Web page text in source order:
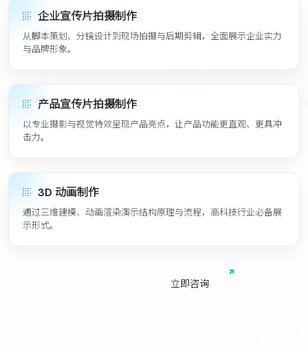
企业宣传片拍摄制作
从脚本策划、分镜设计到现场拍摄与后期剪辑，全面展示企业实力
与品牌形象。
产品宣传片拍摄制作
以专业摄影与视觉特效呈现产品亮点，让产品功能更直观、更具冲
击力。
3D 动画制作
通过三维建模、动画渲染演示结构原理与流程，高科技行业必备展
示形式。
立即咨询